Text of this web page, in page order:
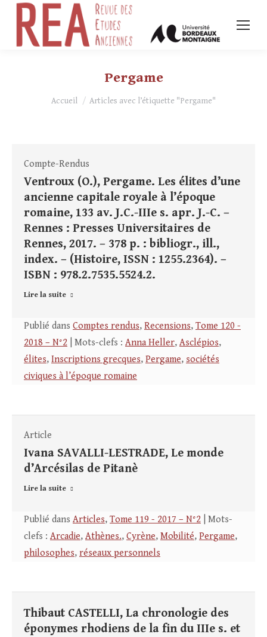
Pergame
Vous êtes ici :
Accueil Articles avec l’étiquette "Pergame"
Compte-Rendus
Ventroux (O.), Pergame. Les élites d’une
ancienne capitale royale à l’époque
romaine, 133 av. J.C.-IIIe s. apr. J.-C. –
Rennes : Presses Universitaires de
Rennes, 2017. – 378 p. : bibliogr., ill.,
index. – (Histoire, ISSN : 1255.2364). –
ISBN : 978.2.7535.5524.2.
Lire la suite
Publié dans Comptes rendus, Recensions, Tome 120 -
2018 – N°2 | Mots-clefs : Anna Heller, Asclépios,
élites, Inscriptions grecques, Pergame, sociétés
civiques à l’époque romaine
Article
Ivana SAVALLI-LESTRADE, Le monde
d’Arcésilas de Pitanè
Lire la suite
Publié dans Articles, Tome 119 - 2017 – N°2 | Mots-
clefs : Arcadie, Athènes., Cyrène, Mobilité, Pergame,
philosophes, réseaux personnels
Thibaut CASTELLI, La chronologie des
éponymes rhodiens de la fin du IIIe s. et